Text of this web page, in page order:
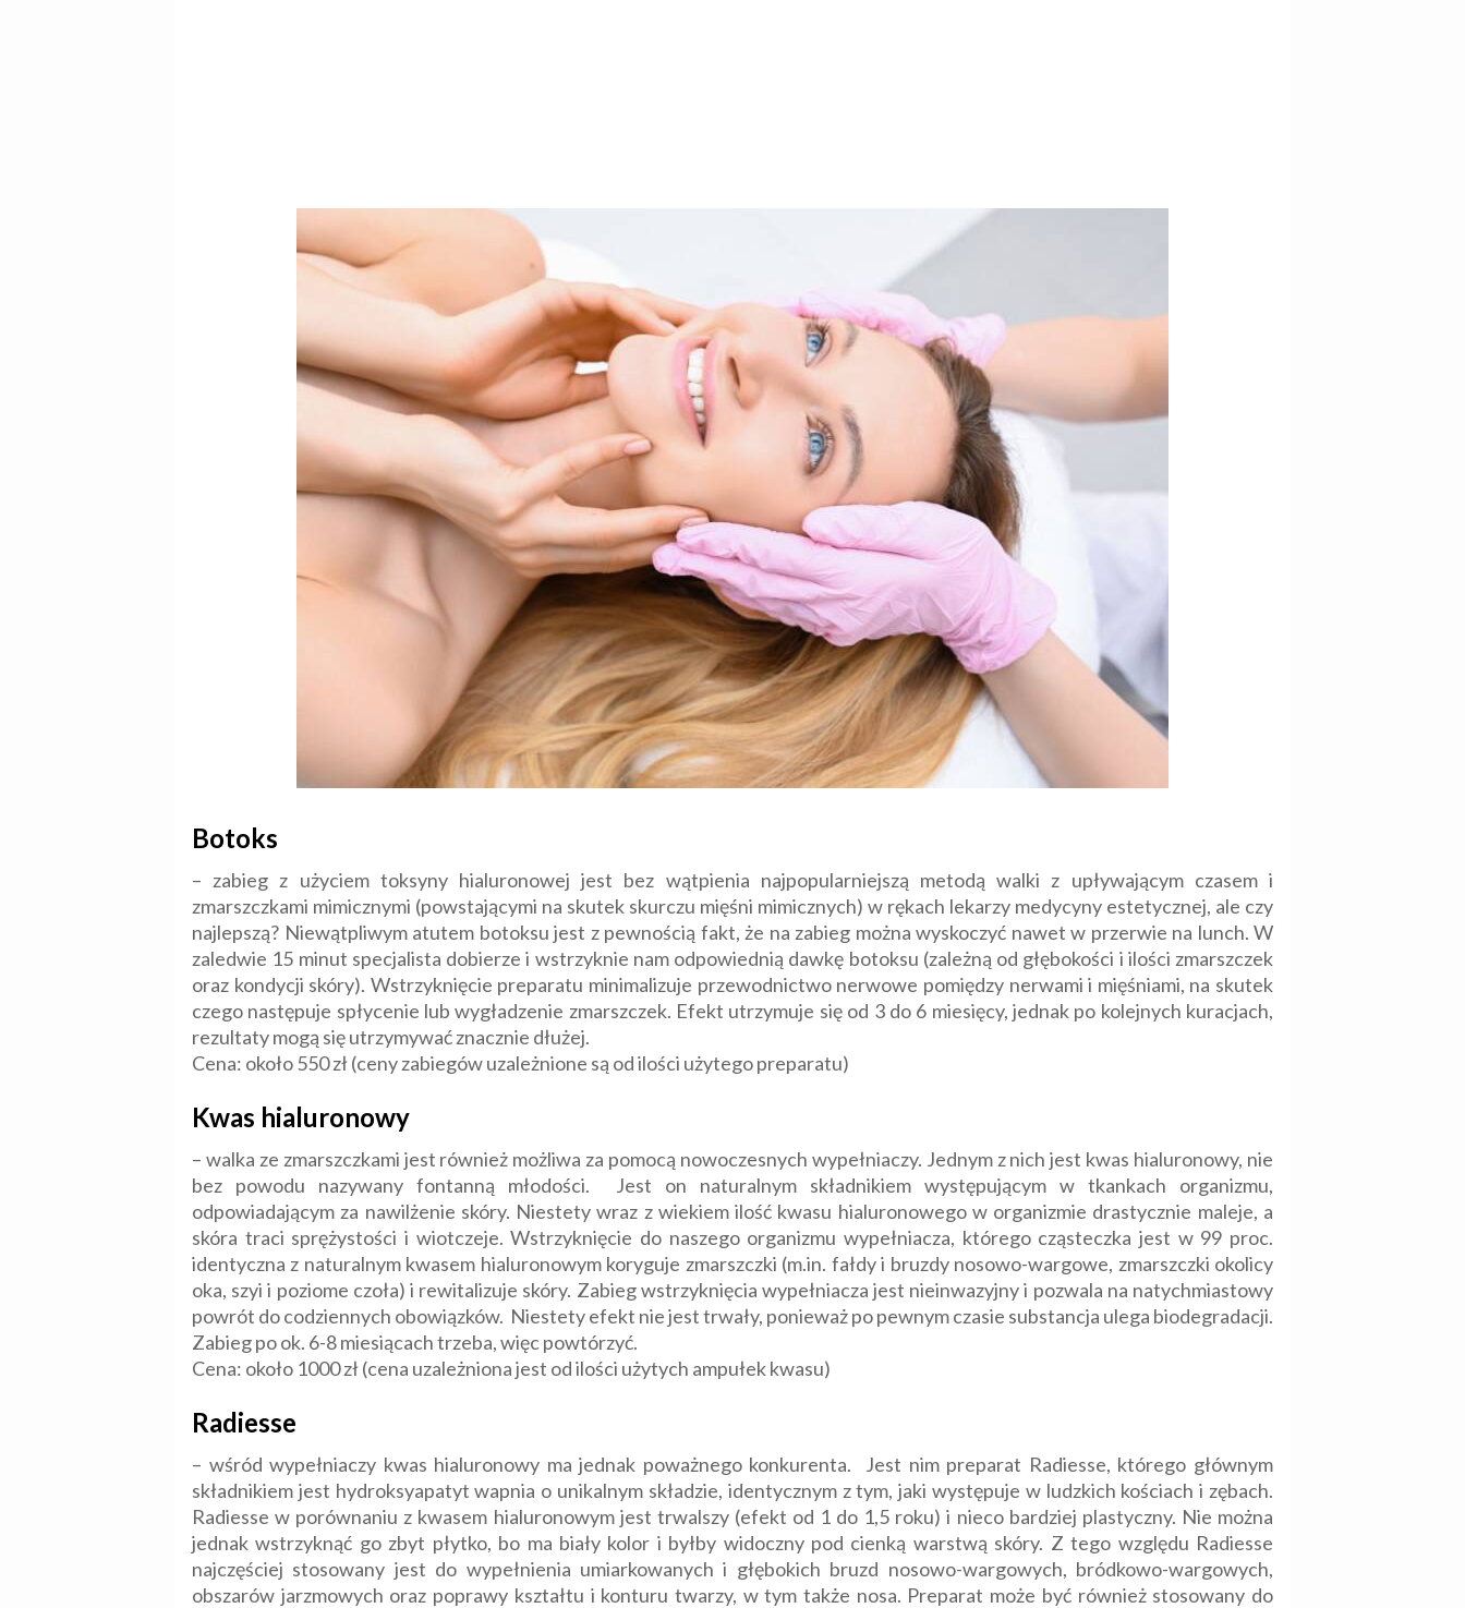
Botoks
– zabieg z użyciem toksyny hialuronowej jest bez wątpienia najpopularniejszą metodą walki z upływającym czasem i
zmarszczkami mimicznymi (powstającymi na skutek skurczu mięśni mimicznych) w rękach lekarzy medycyny estetycznej, ale czy
najlepszą? Niewątpliwym atutem botoksu jest z pewnością fakt, że na zabieg można wyskoczyć nawet w przerwie na lunch. W
zaledwie 15 minut specjalista dobierze i wstrzyknie nam odpowiednią dawkę botoksu (zależną od głębokości i ilości zmarszczek
oraz kondycji skóry). Wstrzyknięcie preparatu minimalizuje przewodnictwo nerwowe pomiędzy nerwami i mięśniami, na skutek
czego następuje spłycenie lub wygładzenie zmarszczek. Efekt utrzymuje się od 3 do 6 miesięcy, jednak po kolejnych kuracjach,
rezultaty mogą się utrzymywać znacznie dłużej.
Cena: około 550 zł (ceny zabiegów uzależnione są od ilości użytego preparatu)
Kwas hialuronowy
– walka ze zmarszczkami jest również możliwa za pomocą nowoczesnych wypełniaczy. Jednym z nich jest kwas hialuronowy, nie
bez powodu nazywany fontanną młodości. Jest on naturalnym składnikiem występującym w tkankach organizmu,
odpowiadającym za nawilżenie skóry. Niestety wraz z wiekiem ilość kwasu hialuronowego w organizmie drastycznie maleje, a
skóra traci sprężystości i wiotczeje. Wstrzyknięcie do naszego organizmu wypełniacza, którego cząsteczka jest w 99 proc.
identyczna z naturalnym kwasem hialuronowym koryguje zmarszczki (m.in. fałdy i bruzdy nosowo-wargowe, zmarszczki okolicy
oka, szyi i poziome czoła) i rewitalizuje skóry. Zabieg wstrzyknięcia wypełniacza jest nieinwazyjny i pozwala na natychmiastowy
powrót do codziennych obowiązków. Niestety efekt nie jest trwały, ponieważ po pewnym czasie substancja ulega biodegradacji.
Zabieg po ok. 6-8 miesiącach trzeba, więc powtórzyć.
Cena: około 1000 zł (cena uzależniona jest od ilości użytych ampułek kwasu)
Radiesse
– wśród wypełniaczy kwas hialuronowy ma jednak poważnego konkurenta. Jest nim preparat Radiesse, którego głównym
składnikiem jest hydroksyapatyt wapnia o unikalnym składzie, identycznym z tym, jaki występuje w ludzkich kościach i zębach.
Radiesse w porównaniu z kwasem hialuronowym jest trwalszy (efekt od 1 do 1,5 roku) i nieco bardziej plastyczny. Nie można
jednak wstrzyknąć go zbyt płytko, bo ma biały kolor i byłby widoczny pod cienką warstwą skóry. Z tego względu Radiesse
najczęściej stosowany jest do wypełnienia umiarkowanych i głębokich bruzd nosowo-wargowych, bródkowo-wargowych,
obszarów jarzmowych oraz poprawy kształtu i konturu twarzy, w tym także nosa. Preparat może być również stosowany do